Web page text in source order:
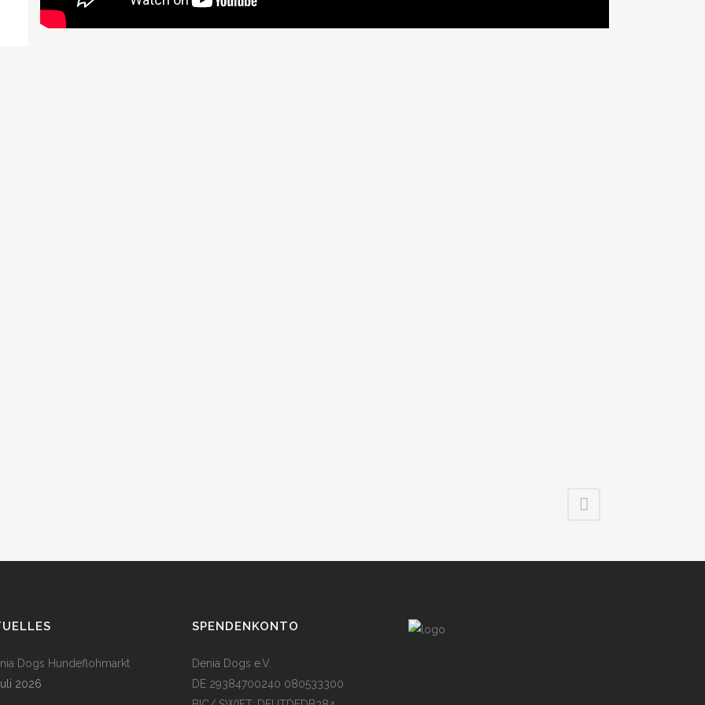
Dogs Hundeflohmarkt
2026
SPENDENKONTO
Denia Dogs e.V.
DE 29384700240 080533300